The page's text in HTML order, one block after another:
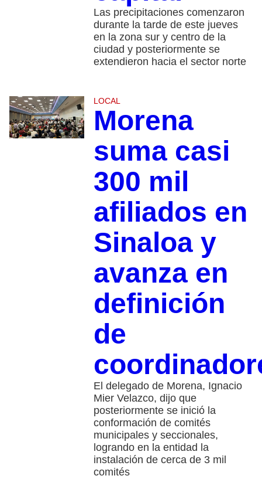
Las precipitaciones comenzaron
durante la tarde de este jueves
en la zona sur y centro de la
ciudad y posteriormente se
extendieron hacia el sector norte
LOCAL
Morena
suma casi
300 mil
afiliados en
Sinaloa y
avanza en
definición
de
El delegado de Morena, Ignacio
Mier Velazco, dijo que
posteriormente se inició la
conformación de comités
municipales y seccionales,
logrando en la entidad la
instalación de cerca de 3 mil
comités